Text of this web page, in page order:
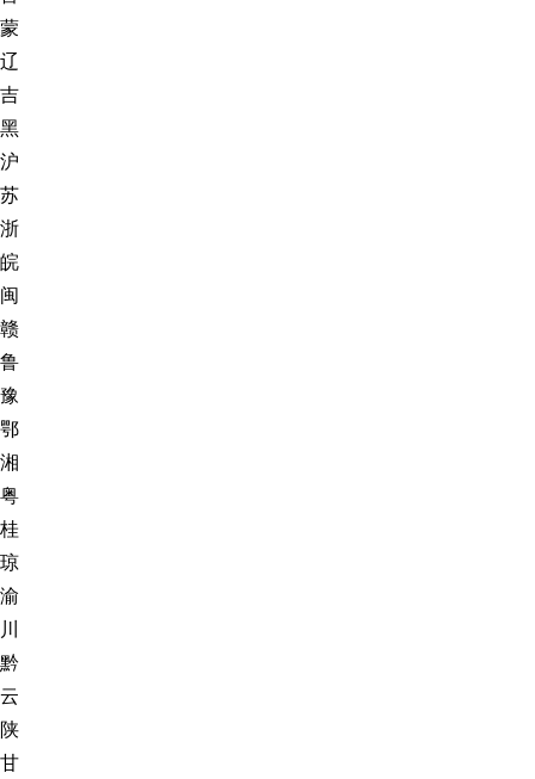
蒙
辽
吉
黑
沪
苏
浙
皖
闽
赣
鲁
豫
鄂
湘
粤
桂
琼
渝
川
黔
云
陕
甘